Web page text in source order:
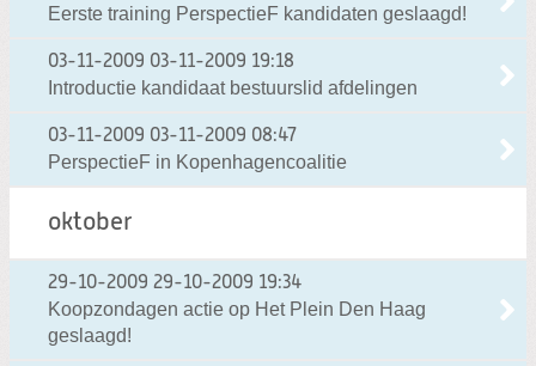
Eerste training PerspectieF kandidaten geslaagd!
03-11-2009 03-11-2009 19:18
Introductie kandidaat bestuurslid afdelingen
03-11-2009 03-11-2009 08:47
PerspectieF in Kopenhagencoalitie
oktober
29-10-2009 29-10-2009 19:34
Koopzondagen actie op Het Plein Den Haag
geslaagd!